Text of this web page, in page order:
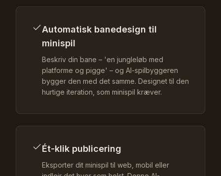
Automatisk banedesign til
minispil
Beskriv din bane – 'en jungleløb med
platforme og pigge' – og AI-spilbyggeren
bygger den med det samme. Designet til den
hurtige iteration, som minispil kræver.
Ét-klik publicering
Eksporter dit minispil til web, mobil eller